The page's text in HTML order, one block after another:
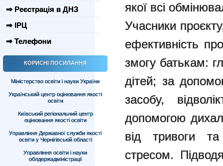
⇒ Реєстрація в ДНЗ
⇒ ІРЦ
⇒ Телефони
КОРИСНІ ПОСИЛАННЯ
Міністерство освіти і науки України
Український центр оцінювання якості
освіти
Київський регіональний центр
оцінювання якості освіти
Управління Державної служби якості
освіти у Чернігівській області
Управління освіти і науки
облдержадміністрації
якої всі
Учасники
ефективність
змогу батькам:
дітей; за
засобу,
допомогою
від тривоги
стресом.